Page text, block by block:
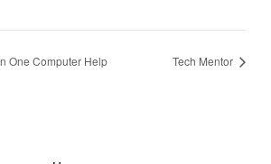
One Computer Help Tech Mentor